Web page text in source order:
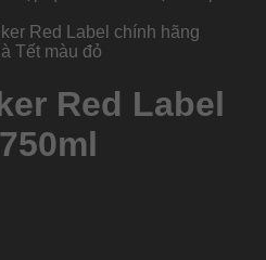
Red Label